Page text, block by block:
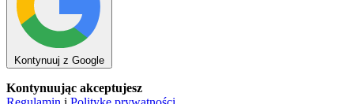
Kontynuuj z Google
Kontynuując akceptujesz